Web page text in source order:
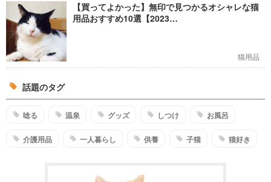
【買ってよかった】無印で見つかるオシャレな猫
用品おすすめ10選【2023…
猫用品
話題のタグ
唸る 温泉 グッズ しつけ お風呂
介護用品 一人暮らし 供養 子猫 猫好き